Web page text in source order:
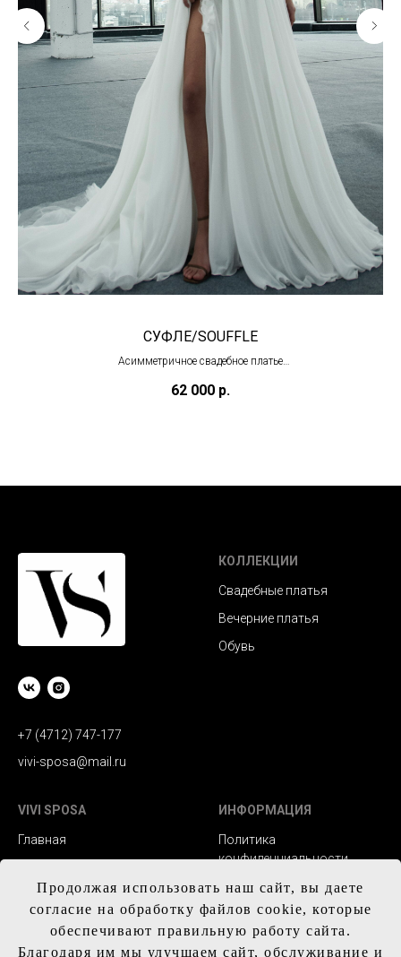
СУФЛЕ/SOUFFLE
Асимметричное свадебное платье
62 000 р.
Продолжая использовать наш сайт, вы даете
согласие на обработку файлов cookie, которые
обеспечивают правильную работу сайта.
Благодаря им мы улучшаем сайт, обслуживание и
+7 (4712) 747-177
vivi-sposa@mail.ru
КОЛЛЕКЦИИ
Свадебные платья
Вечерние платья
Обувь
VIVI SPOSA
Главная
Контакты
ИНФОРМАЦИЯ
Политика
конфиденциальности
Заказ и сроки
изготовления
Доставка